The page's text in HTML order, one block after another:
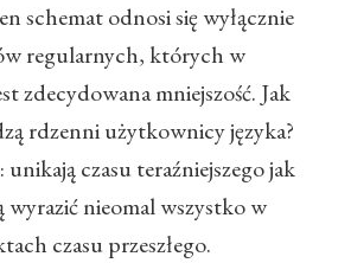
schemat odnosi się wyłącznie
regularnych, których w
zdecydowana mniejszość. Jak
rdzenni użytkownicy języka?
czasu teraźniejszego jak
wyrazić nieomal wszystko w
czasu przeszłego.